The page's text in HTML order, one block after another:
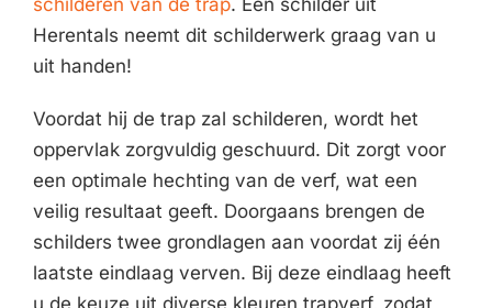
schilderen van de trap. Een schilder uit
Herentals neemt dit schilderwerk graag van u
uit handen!
Voordat hij de trap zal schilderen, wordt het
oppervlak zorgvuldig geschuurd. Dit zorgt voor
een optimale hechting van de verf, wat een
veilig resultaat geeft. Doorgaans brengen de
schilders twee grondlagen aan voordat zij één
laatste eindlaag verven. Bij deze eindlaag heeft